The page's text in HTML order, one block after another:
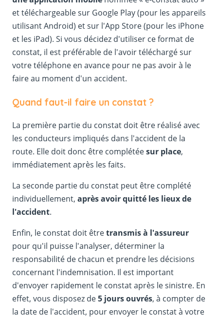
et téléchargeable sur Google Play (pour les appareils
utilisant Android) et sur l'App Store (pour les iPhone
et les iPad). Si vous décidez d'utiliser ce format de
constat, il est préférable de l'avoir téléchargé sur
votre téléphone en avance pour ne pas avoir à le
faire au moment d'un accident.
Quand faut-il faire un constat ?
La première partie du constat doit être réalisé avec
les conducteurs impliqués dans l'accident de la
route. Elle doit donc être complétéesur place,
immédiatement après les faits.
La seconde partie du constat peut être complété
individuellement, après avoir quitté les lieux de
l'accident.
Enfin, le constat doit êtretransmis à l'assureur
pour qu'il puisse l'analyser, déterminer la
responsabilité de chacun et prendre les décisions
concernant l'indemnisation. Il est important
d'envoyer rapidement le constat après le sinistre. En
effet, vous disposez de5 jours ouvrés, à compter de
la date de l'accident, pour envoyer le constat à votre